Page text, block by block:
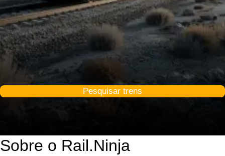
Pesquisar trens
Sobre o Rail.Ninja